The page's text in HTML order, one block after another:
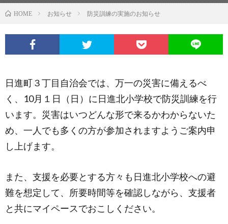
HOME お知らせ 防災訓練の実施のお知らせ
日進町３丁目自治会では、万一の災害に備えるべ
く、10月１日（日）に日進北小学校で防災訓練を行
います。災害はいつどんな形で来るかわからないた
め、一人でも多くの方が参加されますようご案内申
し上げます。
また、支援を必要とする方々も日進北小学校への避
難を想定して、所要時間等を確認しながら、支援者
と共にマイペースでおこしください。